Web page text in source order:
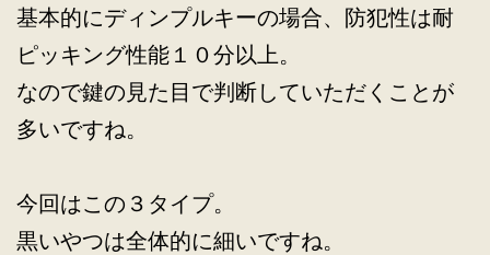
基本的にディンプルキーの場合、防犯性は耐
ピッキング性能１０分以上。
なので鍵の見た目で判断していただくことが
多いですね。
今回はこの３タイプ。
黒いやつは全体的に細いですね。